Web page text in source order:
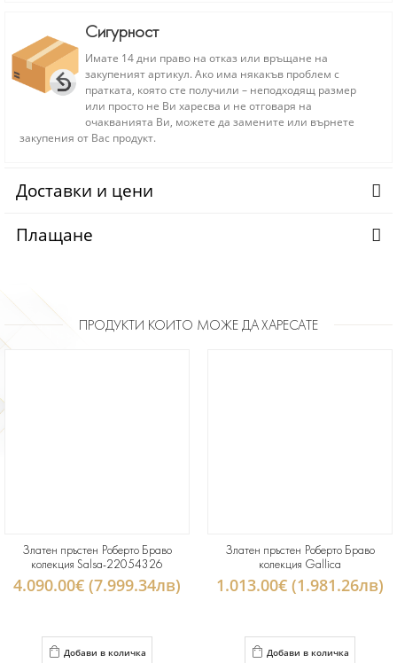
Сигурност
Имате 14 дни право на отказ или връщане на
закупеният артикул. Ако има някакъв проблем с
пратката, която сте получили – неподходящ размер
или просто не Ви харесва и не отговаря на
очакванията Ви, можете да замените или върнете
закупения от Вас продукт.
Доставки и цени
Плащане
ПРОДУКТИ КОИТО МОЖЕ ДА ХАРЕСАТЕ
Златен пръстен Роберто Браво
колекция Salsa-22054326
4.090.00€ (7.999.34лв)
Добави в количка
Златен пръстен Роберто Браво
колекция Gallica
1.013.00€ (1.981.26лв)
Добави в количка